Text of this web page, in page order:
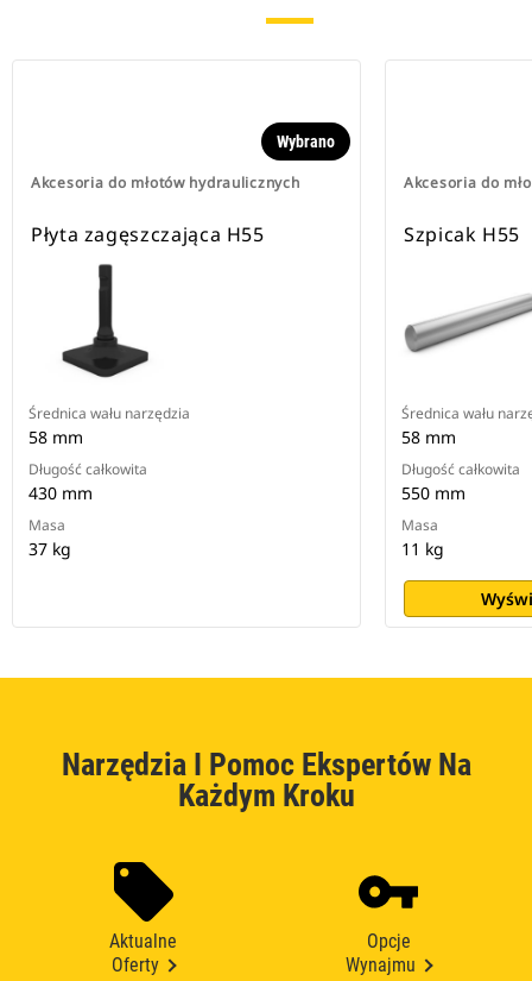
Akcesoria do młotów hydraulicznych
Wybrano
Płyta zagęszczająca H55
Średnica wału narzędzia
58 mm
Długość całkowita
430 mm
Masa
37 kg
Akcesoria do
Szpicak H55
Średnica wału
58 mm
Długość całkowita
550 mm
Masa
11 kg
Narzędzia I Pomoc Ekspertów Na
Każdym Kroku
Aktualne
Oferty
Opcje
Wynajmu